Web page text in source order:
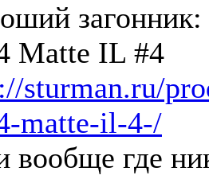
Matte IL #4
sturman.ru/
matte-il-4-/
вообще где